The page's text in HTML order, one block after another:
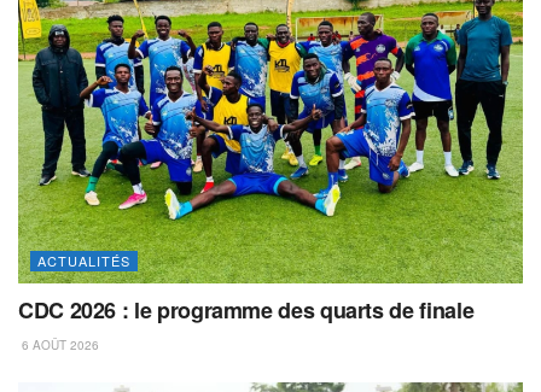
ACTUALITÉS
CDC 2026 : le programme des quarts de finale
6 AOÛT 2026